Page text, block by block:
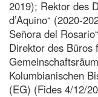
2019); Rektor des
d’Aquino“ (2020-
Señora del
Direktor des Büros
Kolumbianischen
(EG) (Fides 4/12/